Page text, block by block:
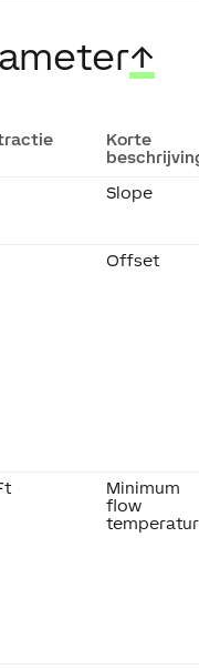
↑
Korte
Slope
Offset
Minimum
flow